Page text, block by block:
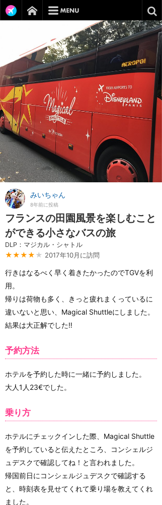
みいちゃん
8年前に投稿
フランスの田園風景を楽しむこと
ができる小さなバスの旅
DLP：マジカル・シャトル
★★★★ ★ 2017年10月に訪問
行きはなるべく早く着きたかったのでTGVを利
用。
帰りは荷物も多く、きっと疲れまくっているに
違いないと思い、Magical Shuttleにしました。
結果は大正解でした‼️
予約方法
ホテルを予約した時に一緒に予約しました。
大人1人23€でした。
乗り方
ホテルにチェックインした際、Magical Shuttle
を予約していると伝えたところ、コンシェルジ
ュデスクで確認してね！と言われました。
帰国前日にコンシェルジュデスクで確認する
と、時刻表を見せてくれて乗り場を教えてくれ
ました。